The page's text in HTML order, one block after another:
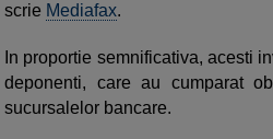
scrie Mediafax.
In proportie semnificativa, acesti
deponenti, care au cumparat
sucursalelor bancare.